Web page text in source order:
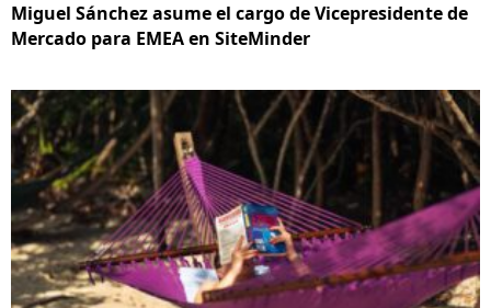
Miguel Sánchez asume el cargo de Vicepresidente de
Mercado para EMEA en SiteMinder